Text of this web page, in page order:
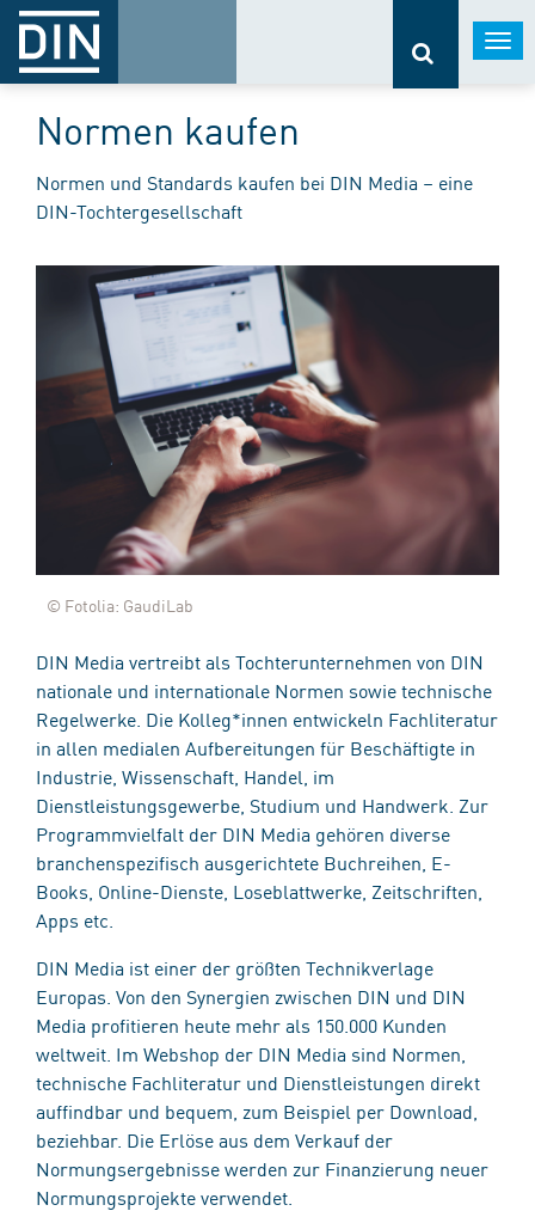
Normen kaufen
Normen und Standards kaufen bei DIN Media – eine
DIN-Tochtergesellschaft
© Fotolia: GaudiLab
DIN Media vertreibt als Tochterunternehmen von DIN
nationale und internationale Normen sowie technische
Regelwerke. Die Kolleg*innen entwickeln Fachliteratur
in allen medialen Aufbereitungen für Beschäftigte in
Industrie, Wissenschaft, Handel, im
Dienstleistungsgewerbe, Studium und Handwerk. Zur
Programmvielfalt der DIN Media gehören diverse
branchenspezifisch ausgerichtete Buchreihen, E-
Books, Online-Dienste, Loseblattwerke, Zeitschriften,
Apps etc.
DIN Media ist einer der größten Technikverlage
Europas. Von den Synergien zwischen DIN und DIN
Media profitieren heute mehr als 150.000 Kunden
weltweit. Im Webshop der DIN Media sind Normen,
technische Fachliteratur und Dienstleistungen direkt
auffindbar und bequem, zum Beispiel per Download,
beziehbar. Die Erlöse aus dem Verkauf der
Normungsergebnisse werden zur Finanzierung neuer
Normungsprojekte verwendet.